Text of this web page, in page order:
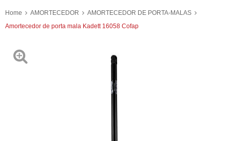
Home AMORTECEDOR
AMORTECEDOR DE PORTA-MALAS
Amortecedor de porta mala Kadett 16058 Cofap